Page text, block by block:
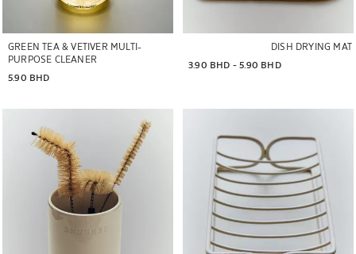
DISH DRYING MAT
3.90 BHD - 5.90 BHD
GREEN TEA & VETIVER MULTI-
PURPOSE CLEANER
5.90 BHD
تم تغيير الصورة إلى 1 من 6 تم تغيير الصورة إلى 1 من 7